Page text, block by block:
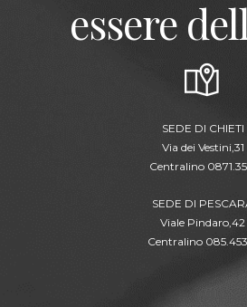
essere
SEDE DI CHIETI
Via dei Vestini,31
Centralino
SEDE DI
Viale Pindaro,42
Centralino